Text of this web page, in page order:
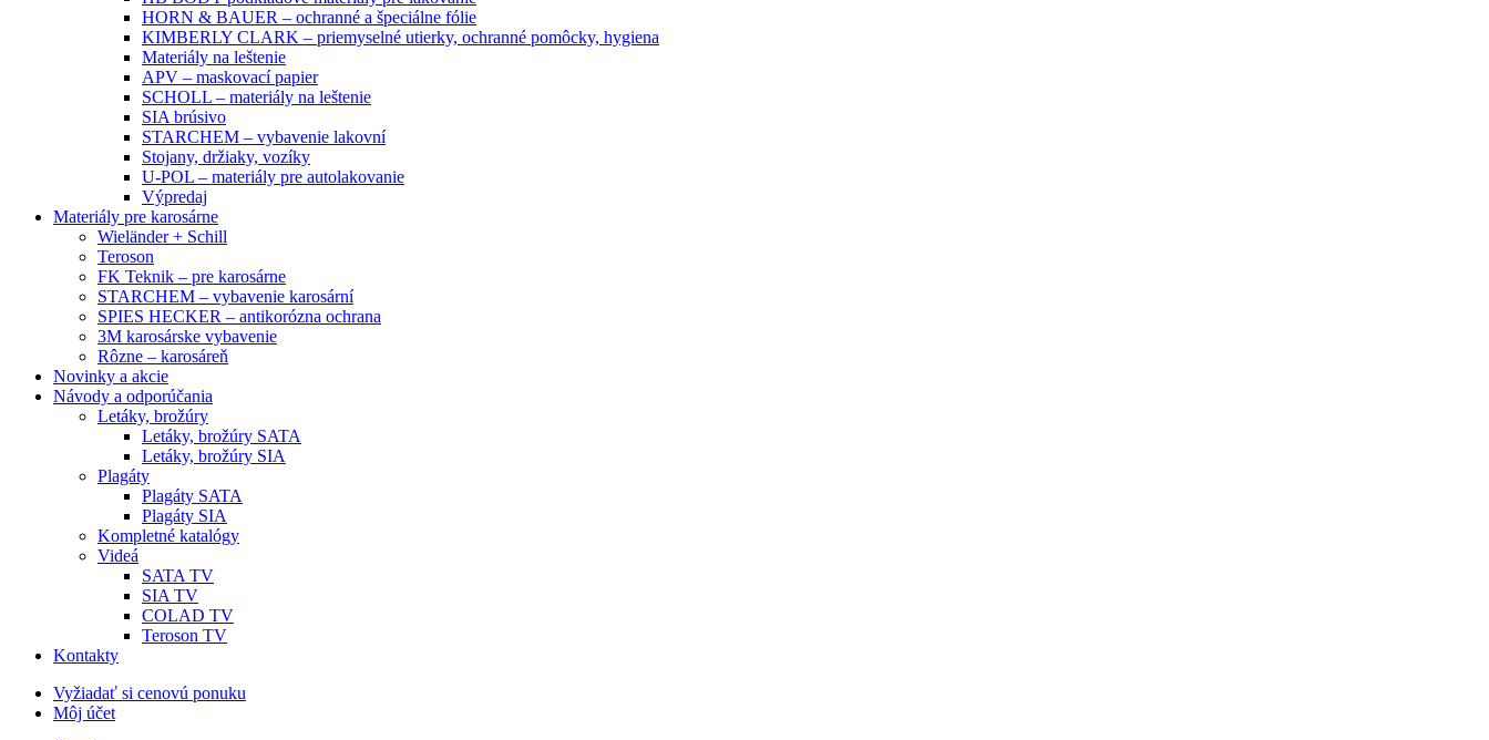
HORN & BAUER – ochranné a špeciálne fólie
KIMBERLY CLARK – priemyselné utierky, ochranné pomôcky, hygiena
Materiály na leštenie
APV – maskovací papier
SCHOLL – materiály na leštenie
SIA brúsivo
STARCHEM – vybavenie lakovní
Stojany, držiaky, vozíky
U-POL – materiály pre autolakovanie
Výpredaj
Materiály pre karosárne
Wieländer + Schill
Teroson
FK Teknik – pre karosárne
STARCHEM – vybavenie karosární
SPIES HECKER – antikorózna ochrana
3M karosárske vybavenie
Rôzne – karosáreň
Novinky a akcie
Návody a odporúčania
Letáky, brožúry
Letáky, brožúry SATA
Letáky, brožúry SIA
Plagáty
Plagáty SATA
Plagáty SIA
Kompletné katalógy
Videá
SATA TV
SIA TV
COLAD TV
Teroson TV
Kontakty
Vyžiadať si cenovú ponuku
Môj účet